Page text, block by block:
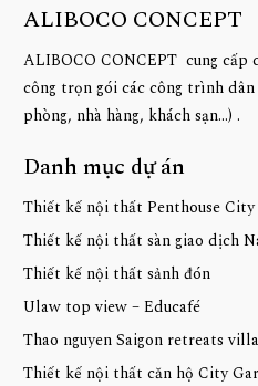
ALIBOCO CONCEPT
ALIBOCO CONCEPT cung
công trọn gói các công trình
phòng, nhà hàng, khách sạn...) .
Danh mục dự án
Thiết kế nội thất Penthouse
Thiết kế nội thất sàn giao dịch
Thiết kế nội thất sảnh đón
Ulaw top view – Educafé
Thao nguyen Saigon retreats villa
Thiết kế nội thất căn hộ City